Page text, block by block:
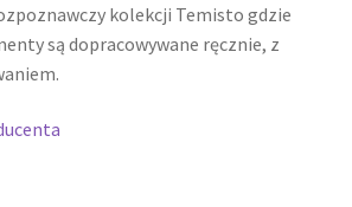
kolekcji Temisto gdzie
są dopracowywane ręcznie, z